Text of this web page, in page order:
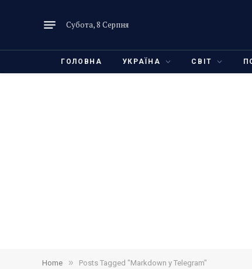
Субота, 8 Серпня
ГОЛОВНА УКРАЇНА СВІТ
Home » Posts Tagged "Markdown у Telegram"